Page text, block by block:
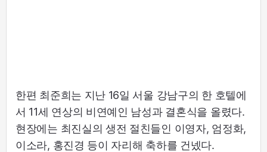
한편 최준희는 지난 16일 서울 강남구의 한 호텔에
서 11세 연상의 비연예인 남성과 결혼식을 올렸다.
현장에는 최진실의 생전 절친들인 이영자, 엄정화,
이소라, 홍진경 등이 자리해 축하를 건넸다.